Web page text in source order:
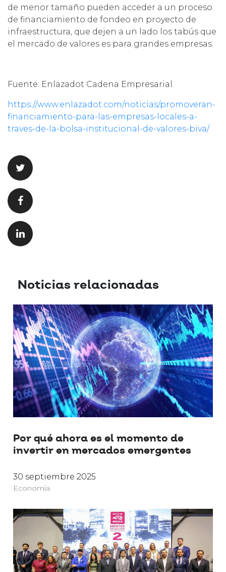
de menor tamaño pueden acceder a un proceso
de financiamiento de fondeo en proyecto de
infraestructura, que dejen a un lado los tabús que
el mercado de valores es para grandes empresas.
Fuente: Enlazadot Cadena Empresarial
https://www.enlazadot.com/noticias/promoveran-
financiamiento-para-las-empresas-locales-a-
traves-de-la-bolsa-institucional-de-valores-biva/
Noticias relacionadas
Por qué ahora es el momento de
invertir en mercados emergentes
30 septiembre 2025
Economía